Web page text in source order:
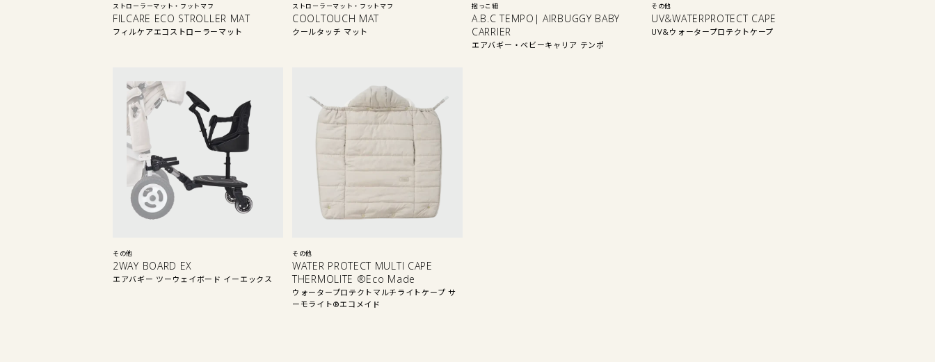
ストローラーマット・フットマフ
FILCARE ECO STROLLER MAT
フィルケアエコストローラーマット
ストローラーマット・フットマフ
COOLTOUCH MAT
クールタッチ マット
抱っこ紐
A.B.C TEMPO| AIRBUGGY BABY
CARRIER
エアバギー・ベビーキャリア テンポ
その他
UV&WATERPROTECT CAPE
UV&ウォータープロテクトケープ
その他
2WAY BOARD EX
エアバギー ツーウェイボード イーエックス
その他
WATER PROTECT MULTI CAPE
THERMOLITE ®Eco Made
ウォータープロテクトマルチライトケープ サ
ーモライト®エコメイド